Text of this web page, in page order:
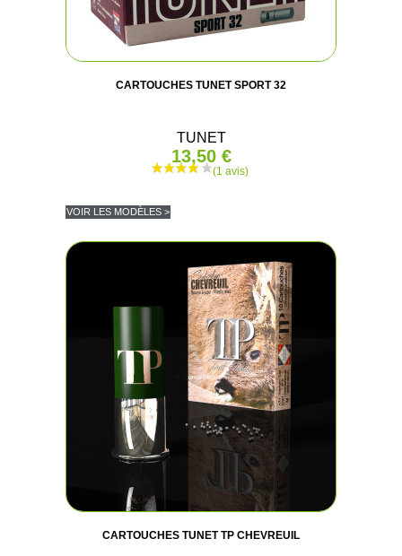
CARTOUCHES TUNET SPORT 32
TUNET
13,50 €
VOIR LES MODÈLES >
CARTOUCHES TUNET TP CHEVREUIL